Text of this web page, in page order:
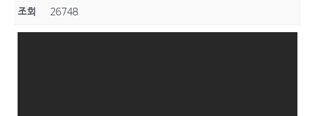
조회 26748